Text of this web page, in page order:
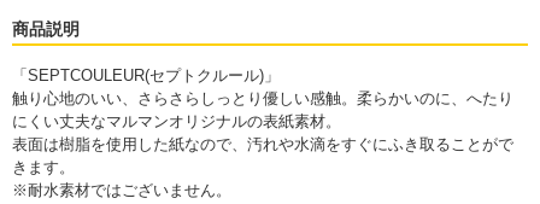
商品説明
「SEPTCOULEUR(セプトクルール)」
触り心地のいい、さらさらしっとり優しい感触。柔らかいのに、へたり
にくい丈夫なマルマンオリジナルの表紙素材。
表面は樹脂を使用した紙なので、汚れや水滴をすぐにふき取ることがで
きます。
※耐水素材ではございません。